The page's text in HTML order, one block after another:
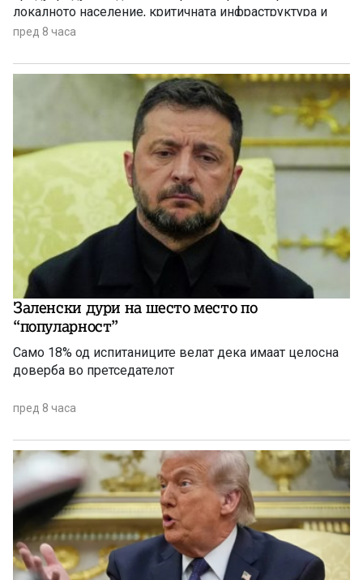
локалното население, критичната инфраструктура и
дивиот свет низ целиот регион.
пред 8 часа
Заленски дури на шесто место по
“популарност”
Само 18% од испитаниците велат дека имаат целосна
доверба во претседателот
пред 8 часа